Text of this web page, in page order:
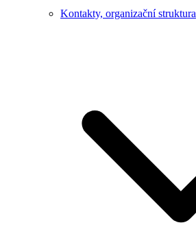
Kontakty, organizační struktura